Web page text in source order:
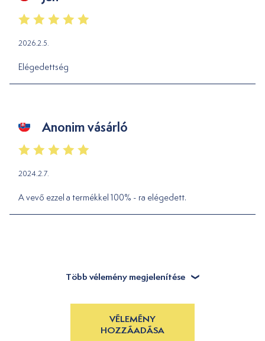
2026.2.5.
Elégedettség
Anonim vásárló
2024.2.7.
A vevő ezzel a termékkel 100% - ra elégedett.
Több vélemény megjelenítése
VÉLEMÉNY
HOZZÁADÁSA